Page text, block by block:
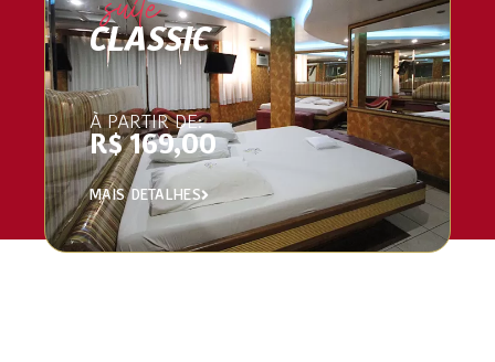
suíte
CLASSIC
À PARTIR DE:
R$ 169,00
MAIS DETALHES